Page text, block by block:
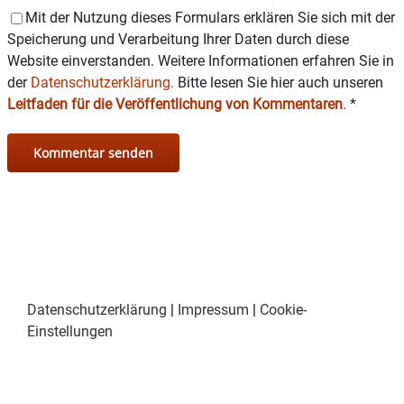
Mit der Nutzung dieses Formulars erklären Sie sich mit der
Speicherung und Verarbeitung Ihrer Daten durch diese
Website einverstanden. Weitere Informationen erfahren Sie in
der Datenschutzerklärung. Bitte lesen Sie hier auch unseren
Leitfaden für die Veröffentlichung von Kommentaren. *
Datenschutzerklärung | Impressum | Cookie-
Einstellungen